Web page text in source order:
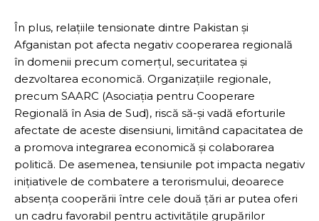
În plus, relațiile tensionate dintre Pakistan și
Afganistan pot afecta negativ cooperarea regională
în domenii precum comerțul, securitatea și
dezvoltarea economică. Organizațiile regionale,
precum SAARC (Asociația pentru Cooperare
Regională în Asia de Sud), riscă să-și vadă eforturile
afectate de aceste disensiuni, limitând capacitatea de
a promova integrarea economică și colaborarea
politică. De asemenea, tensiunile pot impacta negativ
inițiativele de combatere a terorismului, deoarece
absența cooperării între cele două țări ar putea oferi
un cadru favorabil pentru activitățile grupărilor